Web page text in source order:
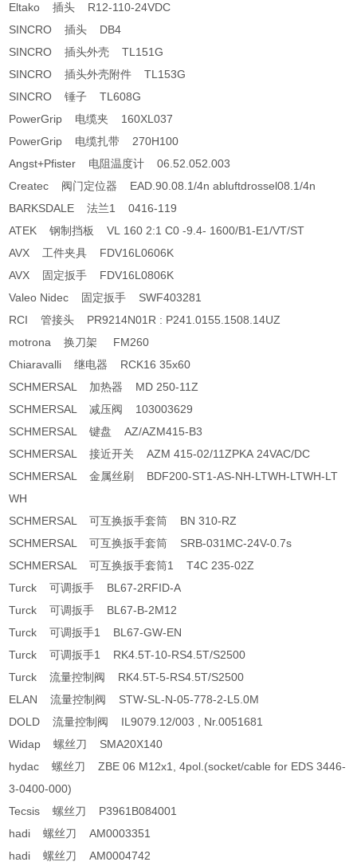
Eltako 插头 R12-110-24VDC
SINCRO 插头 DB4
SINCRO 插头外壳 TL151G
SINCRO 插头外壳附件 TL153G
SINCRO 锤子 TL608G
PowerGrip 电缆夹 160XL037
PowerGrip 电缆扎带 270H100
Angst+Pfister 电阻温度计 06.52.052.003
Createc 阀门定位器 EAD.90.08.1/4n abluftdrossel08.1/4n
BARKSDALE 法兰1 0416-119
ATEK 钢制挡板 VL 160 2:1 C0 -9.4- 1600/B1-E1/VT/ST
AVX 工件夹具 FDV16L0606K
AVX 固定扳手 FDV16L0806K
Valeo Nidec 固定扳手 SWF403281
RCI 管接头 PR9214N01R : P241.0155.1508.14UZ
motrona 换刀架 FM260
Chiaravalli 继电器 RCK16 35x60
SCHMERSAL 加热器 MD 250-11Z
SCHMERSAL 减压阀 103003629
SCHMERSAL 键盘 AZ/AZM415-B3
SCHMERSAL 接近开关 AZM 415-02/11ZPKA 24VAC/DC
SCHMERSAL 金属丝刷 BDF200-ST1-AS-NH-LTWH-LTWH-LT
WH
SCHMERSAL 可互换扳手套筒 BN 310-RZ
SCHMERSAL 可互换扳手套筒 SRB-031MC-24V-0.7s
SCHMERSAL 可互换扳手套筒1 T4C 235-02Z
Turck 可调扳手 BL67-2RFID-A
Turck 可调扳手 BL67-B-2M12
Turck 可调扳手1 BL67-GW-EN
Turck 可调扳手1 RK4.5T-10-RS4.5T/S2500
Turck 流量控制阀 RK4.5T-5-RS4.5T/S2500
ELAN 流量控制阀 STW-SL-N-05-778-2-L5.0M
DOLD 流量控制阀 IL9079.12/003 , Nr.0051681
Widap 螺丝刀 SMA20X140
hydac 螺丝刀 ZBE 06 M12x1, 4pol.(socket/cable for EDS 3446-
3-0400-000)
Tecsis 螺丝刀 P3961B084001
hadi 螺丝刀 AM0003351
hadi 螺丝刀 AM0004742